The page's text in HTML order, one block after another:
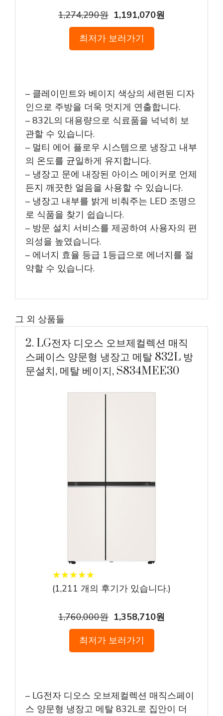
1,274,290원 1,191,070원
최저가 보러가기
– 클레이민트와 베이지 색상의 세련된 디자
인으로 주방을 더욱 멋지게 연출합니다.
– 832L의 대용량으로 식료품을 넉넉히 보
관할 수 있습니다.
– 멀티 에어 플로우 시스템으로 냉장고 내부
의 온도를 균일하게 유지합니다.
– 냉장고 문에 내장된 아이스 메이커로 언제
든지 깨끗한 얼음을 사용할 수 있습니다.
– 냉장고 내부를 밝게 비춰주는 LED 조명으
로 식품을 찾기 쉽습니다.
– 방문 설치 서비스를 제공하여 사용자의 편
의성을 높였습니다.
– 에너지 효율 등급 1등급으로 에너지를 절
약할 수 있습니다.
그 외 상품들
2. LG전자 디오스 오브제컬렉션 매직
스페이스 양문형 냉장고 메탈 832L 방
문설치, 메탈 베이지, S834MEE30
★★★★★
★★★★★
(1,211 개의 후기가 있습니다.)
1,760,000원 1,358,710원
최저가 보러가기
– LG전자 디오스 오브제컬렉션 매직스페이
스 양문형 냉장고 메탈 832L로 집안이 더